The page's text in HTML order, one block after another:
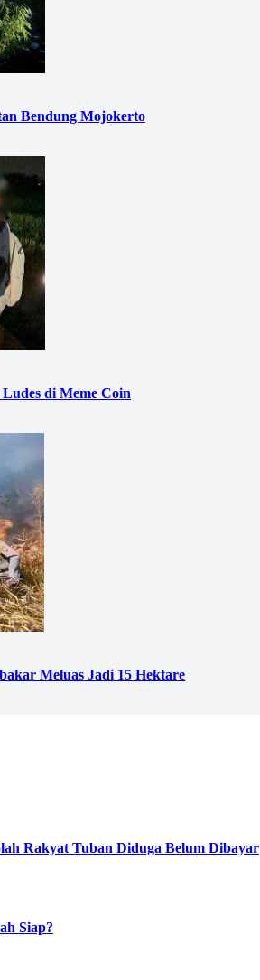
Bendung Mojokerto
di Meme Coin
Meluas Jadi 15 Hektare
Rakyat Tuban Diduga Belum Dibayar
Siap?